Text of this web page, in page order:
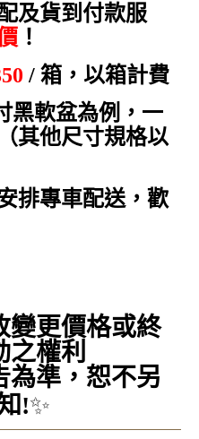
及貨到付款服
！
/ 箱，以箱計費
黑軟盆為例，一
其他尺寸規格以
排專車配送，歡
變更價格或終
之權利
為準，恕不另
!✨